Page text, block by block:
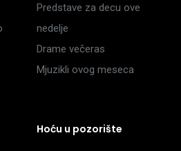
Predstave za decu ove
nedelje
Drame večeras
Mjuzikli ovog meseca
Hoću u pozorište